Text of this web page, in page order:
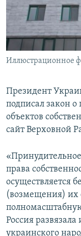
ПОБЕДИТЕЛЕЙ НЕ
ELIFBE
УКРАИНСКАЯ
ПРИСОЕДИНЯЙТЕСЬ!
Иллюстрационное
Президент
подписал закон
объектов
сайт Верховной
права
осуществляется
(возмещения) их
Россия
украинского